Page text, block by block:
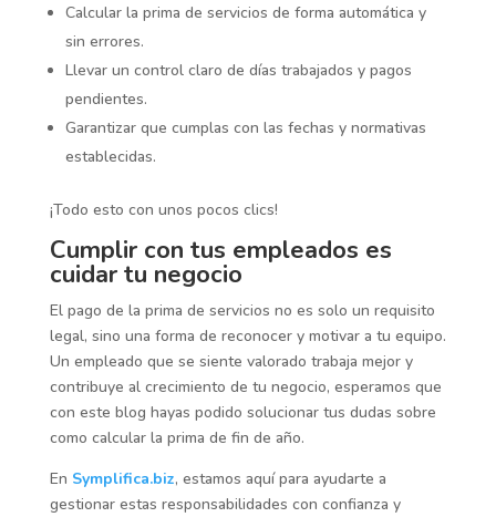
Calcular la prima de servicios de forma automática y
sin errores.
Llevar un control claro de días trabajados y pagos
pendientes.
Garantizar que cumplas con las fechas y normativas
establecidas.
¡Todo esto con unos pocos clics!
Cumplir con tus empleados es
cuidar tu negocio
El pago de la prima de servicios no es solo un requisito
legal, sino una forma de reconocer y motivar a tu equipo.
Un empleado que se siente valorado trabaja mejor y
contribuye al crecimiento de tu negocio, esperamos que
con este blog hayas podido solucionar tus dudas sobre
como calcular la prima de fin de año.
En Symplifica.biz, estamos aquí para ayudarte a
gestionar estas responsabilidades con confianza y